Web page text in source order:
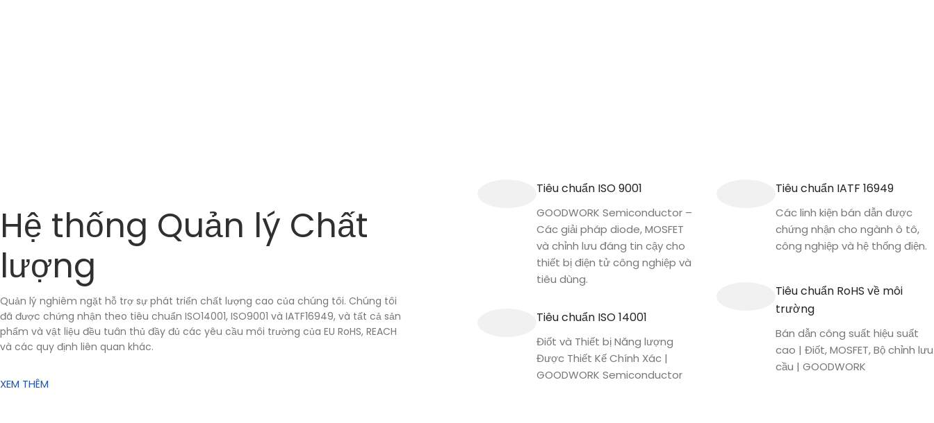
Hệ thống Quản lý Chất
lượng
Quản lý nghiêm ngặt hỗ trợ sự phát triển chất lượng cao của chúng tôi. Chúng tôi
đã được chứng nhận theo tiêu chuẩn ISO14001, ISO9001 và IATF16949, và tất cả sản
phẩm và vật liệu đều tuân thủ đầy đủ các yêu cầu môi trường của EU RoHS, REACH
và các quy định liên quan khác.
XEM THÊM
Tiêu chuẩn ISO 9001
GOODWORK Semiconductor –
Các giải pháp diode, MOSFET
và chỉnh lưu đáng tin cậy cho
thiết bị điện tử công nghiệp và
tiêu dùng.
Tiêu chuẩn ISO 14001
Điốt và Thiết bị Năng lượng
Được Thiết Kế Chính Xác |
GOODWORK Semiconductor
Tiêu chuẩn IATF 16949
Các linh kiện bán dẫn được
chứng nhận cho ngành ô tô,
công nghiệp và hệ thống điện.
Tiêu chuẩn RoHS về môi
trường
Bán dẫn công suất hiệu suất
cao | Điốt, MOSFET, Bộ chỉnh lưu
cầu | GOODWORK